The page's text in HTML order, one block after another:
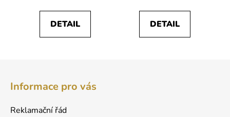
DETAIL DETAIL
Informace pro vás
Reklamační řád